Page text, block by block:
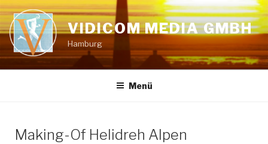
Zum
Inhalt
springen
VIDICOM MEDIA GMBH
Hamburg
Menü
Making-Of Helidreh Alpen